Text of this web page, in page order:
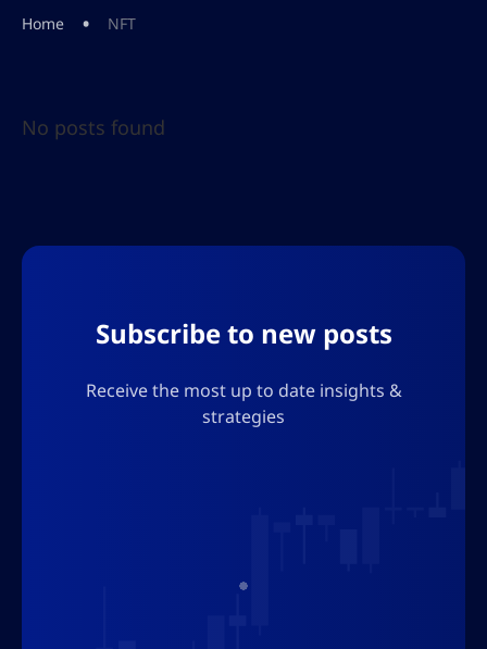
Home • NFT
No posts found
Subscribe to new posts
Receive the most up to date insights &
strategies